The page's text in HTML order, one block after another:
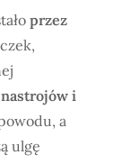
przez
i
a
ulgę